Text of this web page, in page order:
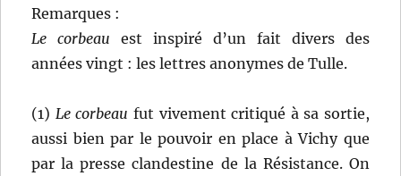
Remarques :
Le corbeau est inspiré d’un fait divers des
années vingt : les lettres anonymes de Tulle.
(1) Le corbeau fut vivement critiqué à sa sortie,
aussi bien par le pouvoir en place à Vichy que
par la presse clandestine de la Résistance. On